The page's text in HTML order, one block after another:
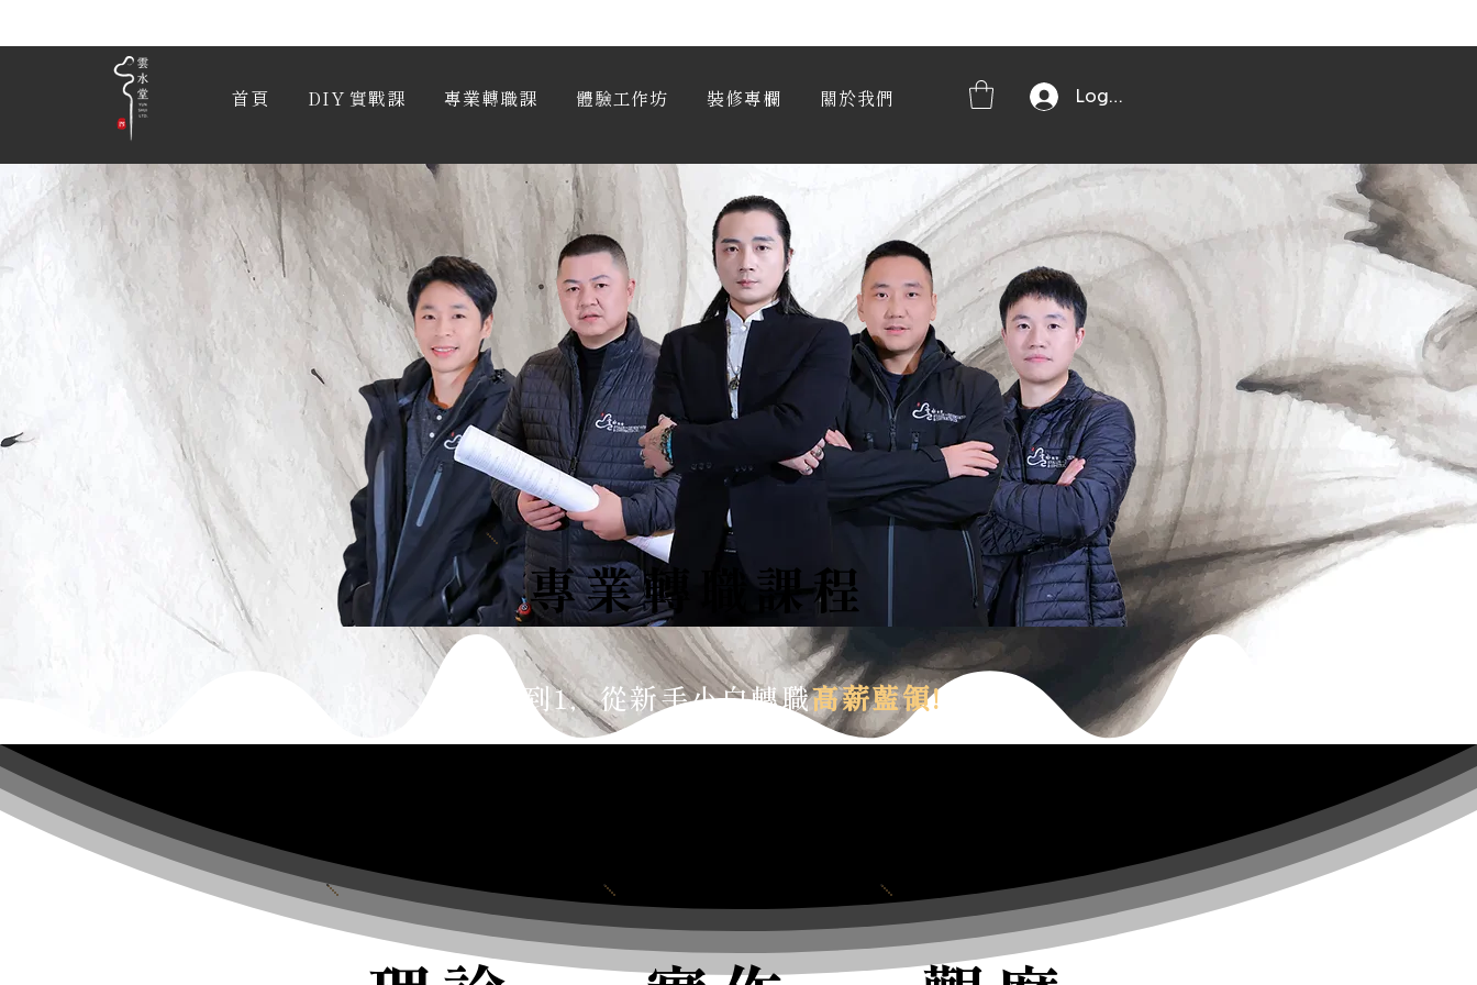
首頁 DIY 實戰課 專業轉職課 體驗工作坊 裝修專欄 關於我們 Log In
從0到1，從新手小白轉職高薪藍領!
專業轉職課程